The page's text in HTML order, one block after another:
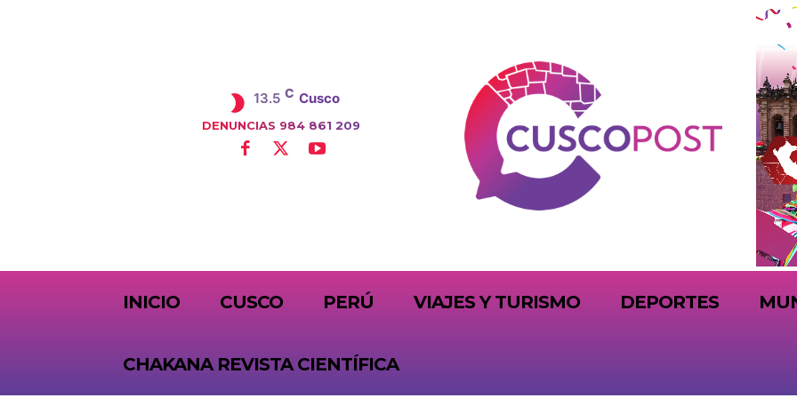
13.5 C Cusco
DENUNCIAS 984 861 209
INICIO CUSCO PERÚ VIAJES Y TURISMO DEPORTES
CHAKANA REVISTA CIENTÍFICA